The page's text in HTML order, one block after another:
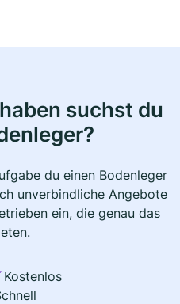
suchst du
du einen Bodenleger
unverbindliche Angebote
ein, die genau das
Kostenlos